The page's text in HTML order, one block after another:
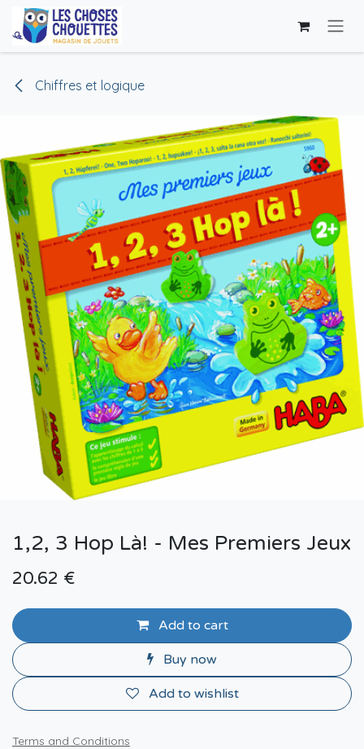
Skip to Content
Chiffres et logique
1,2, 3 Hop Là! - Mes Premiers Jeux
20.62 €
Add to cart
Buy now
Add to wishlist
Terms and Conditions